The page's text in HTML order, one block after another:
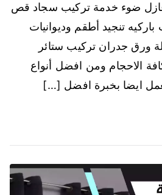
عازل ضوء خدمة تركيب سجاد قص
تنجيد أطقم وديوانيات
ورق جدران تركيب ستائر
الاحجام ومن افضل أنواع
ايضا بخبرة افضل […]